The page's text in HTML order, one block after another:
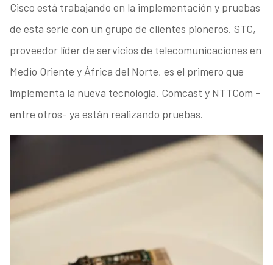
Cisco está trabajando en la implementación y pruebas
de esta serie con un grupo de clientes pioneros. STC,
proveedor líder de servicios de telecomunicaciones en
Medio Oriente y África del Norte, es el primero que
implementa la nueva tecnología. Comcast y NTTCom -
entre otros- ya están realizando pruebas.